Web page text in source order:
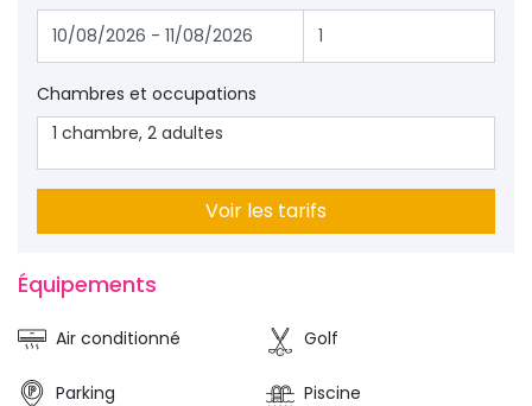
Chambres et occupations
1 chambre, 2 adultes
Voir les tarifs
Équipements
Air conditionné Golf
Parking Piscine